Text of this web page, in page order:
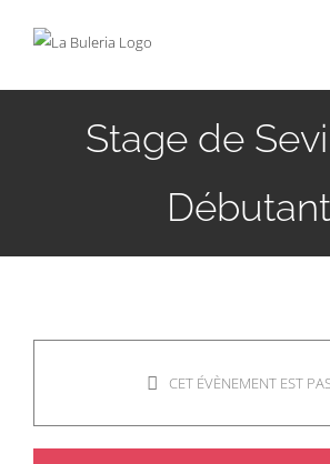
Stage de
Débutant
CET ÉVÈNEMENT EST